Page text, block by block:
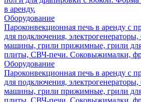
в аренду.
Оборудование
Пароконвекционная печь в аренду с
для подключения,
машины, грили прижимные, грили для
плиты, СВЧ-печи. Соковыжималки,
Оборудование
Пароконвекционная печь в аренду с
для подключения,
машины, грили прижимные, грили для